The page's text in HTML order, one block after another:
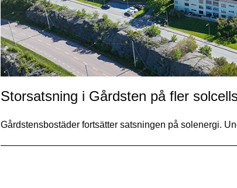
Storsatsning i Gårdsten på fler
Gårdstensbostäder fortsätter satsningen på solenergi.